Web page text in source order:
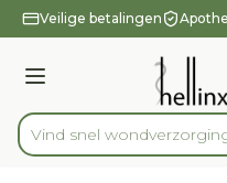
Ga naar de inhoud
1 van 1
Veilige betalingen
Menu
Product, merk,
Vind snel wondverzo